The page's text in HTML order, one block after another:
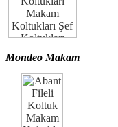
Mondeo Makam